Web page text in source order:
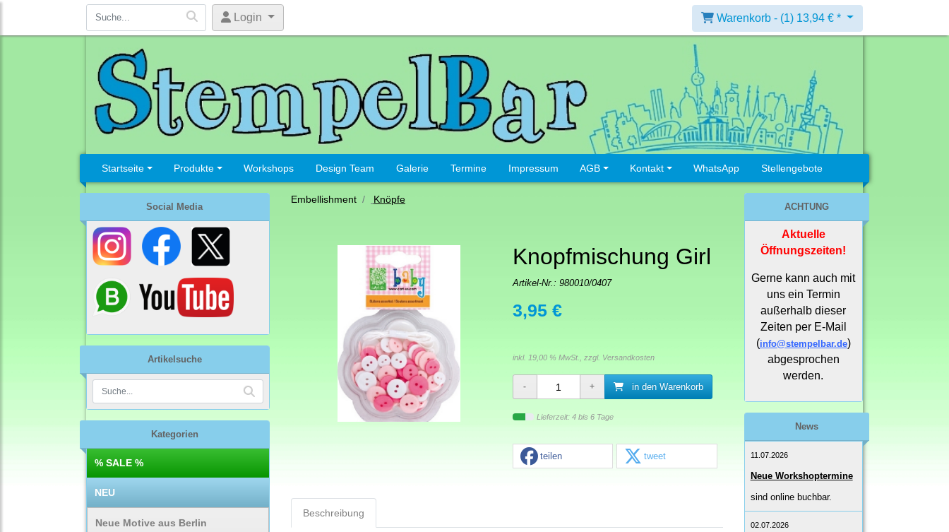
Login Warenkorb - (1) 13,94 € *
Startseite Produkte Workshops Design Team Galerie Termine Impressum AGB Kontakt WhatsApp Stellengebote
Social Media
Artikelsuche
Kategorien
% SALE %
NEU
Neue Motive aus Berlin
Embellishment Knöpfe
Knopfmischung Girl
Artikel-Nr.: 980010/0407
3,95 €
inkl. 19,00 % MwSt., zzgl. Versandkosten
in den Warenkorb
Lieferzeit: 4 bis 6 Tage
teilen tweet
Beschreibung
ACHTUNG
Aktuelle
Öffnungszeiten!
Gerne kann auch mit
uns ein Termin
außerhalb dieser
Zeiten per E-Mail
(info@stempelbar.de)
abgesprochen
werden.
News
11.07.2026
Neue Workshoptermine
sind online buchbar.
02.07.2026